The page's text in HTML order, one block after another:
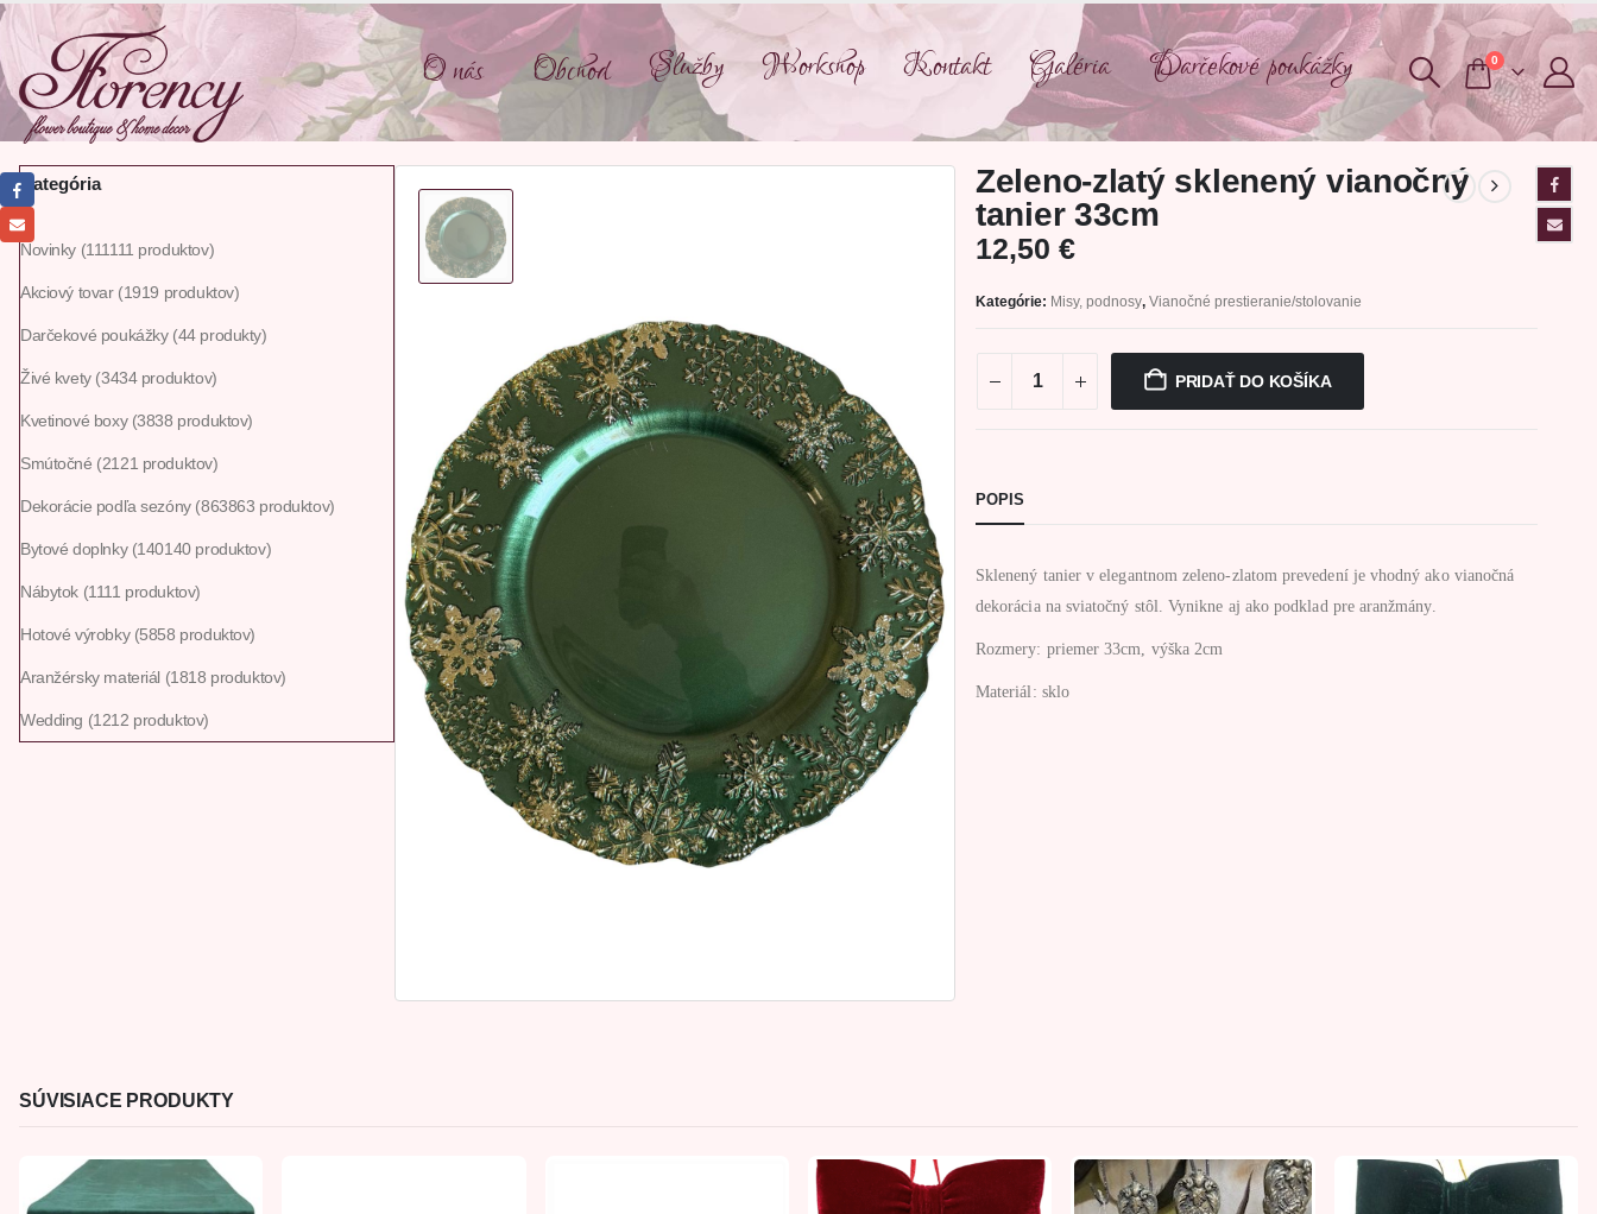
O nás Obchod Služby Workshop Kontakt Galéria Darčekové poukážky 0
Zeleno-zlatý sklenený vianočný
tanier 33cm
12,50 €
Kategórie: Misy, podnosy, Vianočné prestieranie/stolovanie
PRIDAŤ DO KOŠÍKA
POPIS
Sklenený tanier v elegantnom zeleno-zlatom prevedení je vhodný ako vianočná
dekorácia na sviatočný stôl. Vynikne aj ako podklad pre aranžmány.
Rozmery: priemer 33cm, výška 2cm
Materiál: sklo
Kategória
Novinky 111111 produktov
Akciový tovar 1919 produktov
Darčekové poukážky 44 produkty
Živé kvety 3434 produktov
Kvetinové boxy 3838 produktov
Smútočné 21 21 produktov
Dekorácie podľa sezóny 863863 produktov
Bytové doplnky 140140 produktov
Nábytok 1111 produktov
Hotové výrobky 5858 produktov
Aranžérsky materiál 1818 produktov
Wedding 1212 produktov
SÚVISIACE PRODUKTY